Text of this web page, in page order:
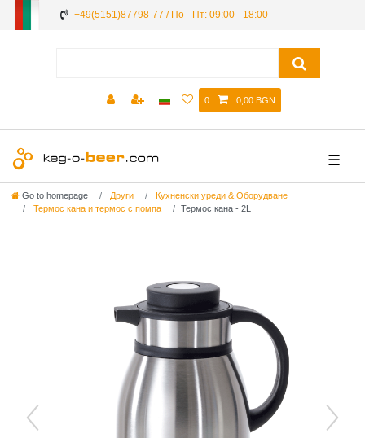
+49(5151)87798-77 / По - Пт: 09:00 - 18:00
0 0,00 BGN
☰
Go to homepage Други
Кухненски уреди & Оборудване
Термос кана и термос с помпа
Термос кана - 2L